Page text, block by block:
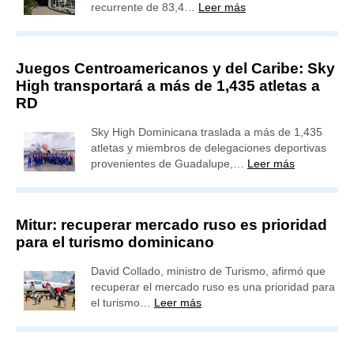
recurrente de 83,4… Leer más
Juegos Centroamericanos y del Caribe: Sky
High transportará a más de 1,435 atletas a
RD
Sky High Dominicana traslada a más de 1,435
atletas y miembros de delegaciones deportivas
provenientes de Guadalupe,… Leer más
Mitur: recuperar mercado ruso es prioridad
para el turismo dominicano
David Collado, ministro de Turismo, afirmó que
recuperar el mercado ruso es una prioridad para
el turismo… Leer más